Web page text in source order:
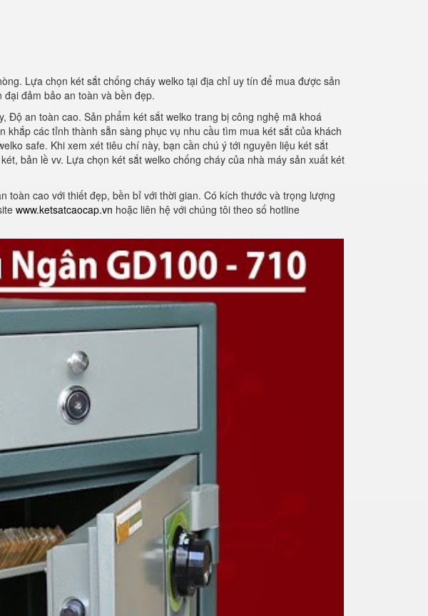
Lựa chọn két sắt chống cháy welko tại địa chỉ uy tín để mua được sản
đảm bảo an toàn và bền đẹp.
Độ an toàn cao. Sản phẩm két sắt welko trang bị công nghệ mã khoá
các tỉnh thành sẵn sàng phục vụ nhu cầu tìm mua két sắt của khách
safe. Khi xem xét tiêu chí này, bạn cần chú ý tới nguyên liệu két sắt
bản lề vv. Lựa chọn két sắt welko chống cháy của nhà máy sản xuất két
toàn cao với thiết đẹp, bền bỉ với thời gian. Có kích thước và trọng lượng
www.ketsatcaocap.vn hoặc liên hệ với chúng tôi theo số hotline